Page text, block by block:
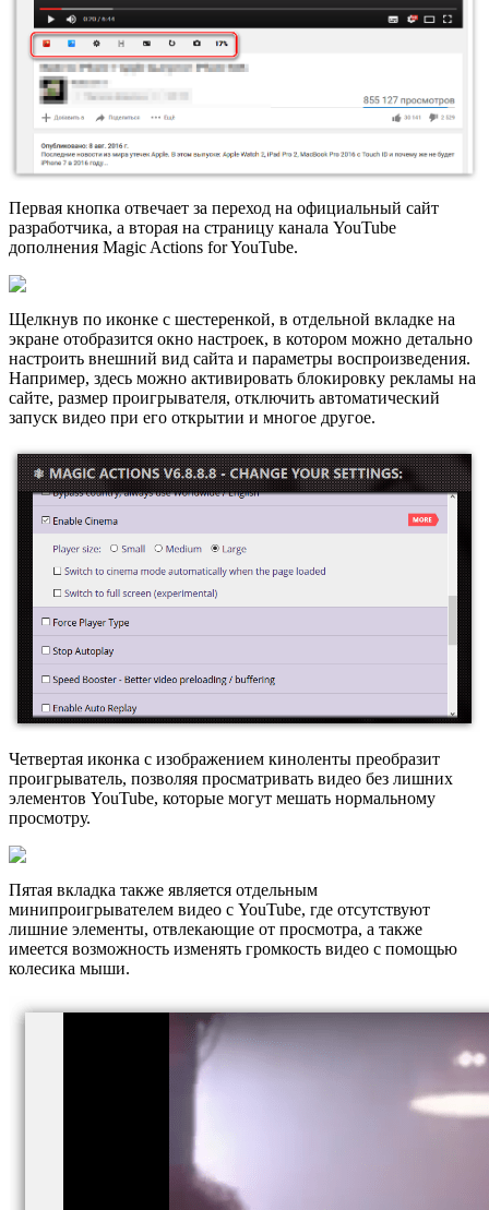
Первая кнопка отвечает за переход на официальный сайт
разработчика, а вторая на страницу канала YouTube
дополнения Magic Actions for YouTube.
Щелкнув по иконке с шестеренкой, в отдельной вкладке на
экране отобразится окно настроек, в котором можно детально
настроить внешний вид сайта и параметры воспроизведения.
Например, здесь можно активировать блокировку рекламы на
сайте, размер проигрывателя, отключить автоматический
запуск видео при его открытии и многое другое.
Четвертая иконка с изображением киноленты преобразит
проигрыватель, позволяя просматривать видео без лишних
элементов YouTube, которые могут мешать нормальному
просмотру.
Пятая вкладка также является отдельным
минипроигрывателем видео с YouTube, где отсутствуют
лишние элементы, отвлекающие от просмотра, а также
имеется возможность изменять громкость видео с помощью
колесика мыши.